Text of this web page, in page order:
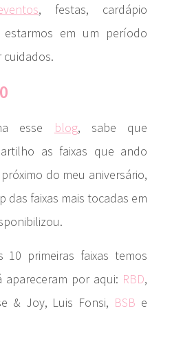
, festas, cardápio
em um período
cuidados.
esse blog, sabe que
as faixas que ando
do meu aniversário,
das faixas mais tocadas em
primeiras faixas temos
por aqui: RBD,
& Joy, Luis Fonsi, BSB e